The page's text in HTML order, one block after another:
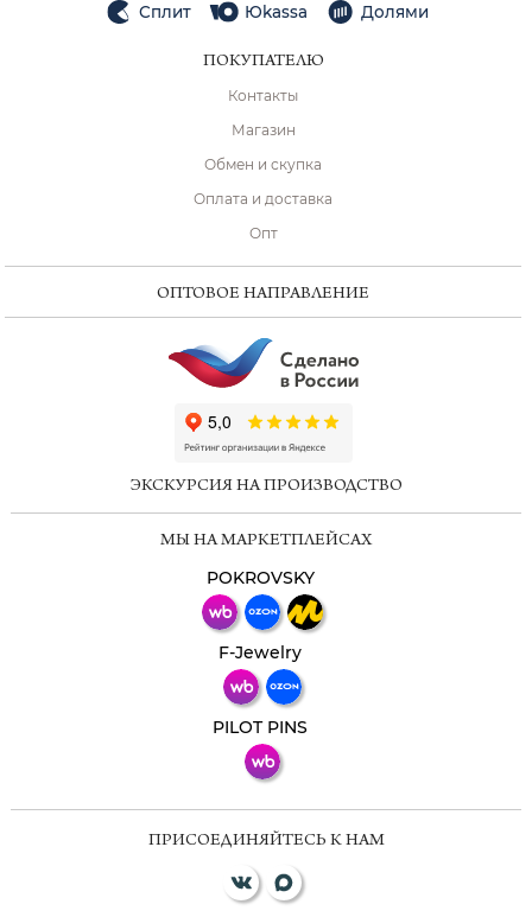
Сплит Юkassa Долями
ПОКУПАТЕЛЮ
Контакты
Магазин
Обмен и скупка
Оплата и доставка
Опт
ОПТОВОЕ НАПРАВЛЕНИЕ
ЭКСКУРСИЯ НА ПРОИЗВОДСТВО
МЫ НА МАРКЕТПЛЕЙСАХ
POKROVSKY
F-Jewelry
PILOT PINS
ПРИСОЕДИНЯЙТЕСЬ К НАМ